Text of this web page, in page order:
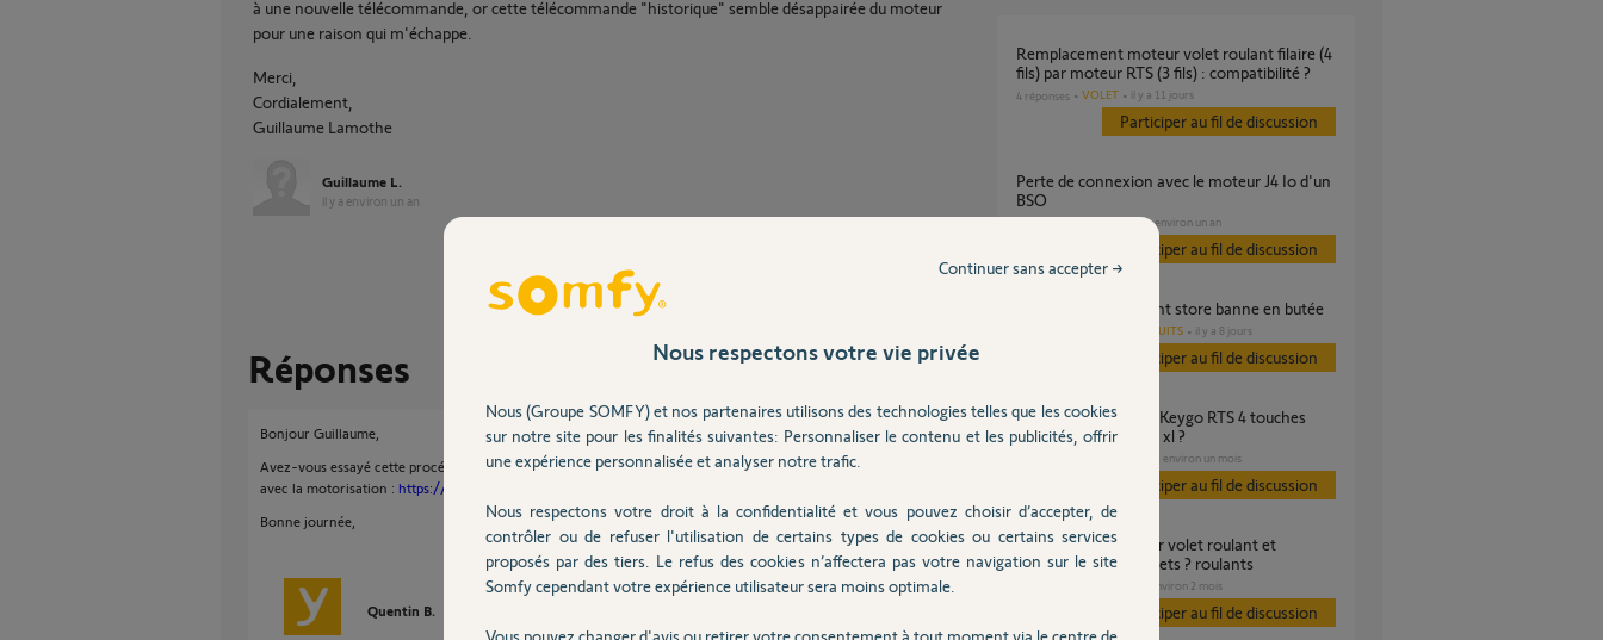
à une nouvelle télécommande, or cette télécommande "historique" semble désappairée du moteur
pour une raison qui m'échappe.
Merci,
Cordialement,
Guillaume Lamothe
Guillaume L.
il y a environ un an
Partager cette question
Participer au fil de discussion
Réponses
Bonjour Guillaume,
Avez-vous essayé cette procédure afin de resynchroniser la télécommande historique
avec la motorisation : https://service.somfy.com/downloads/fr_v5/remplacerune_te...
Bonne journée,
Quentin B.
Remplacement moteur volet roulant filaire (4
fils) par moteur RTS (3 fils) : compatibilité ?
4 réponses VOLET il y a 11 jours
Participer au fil de discussion
Perte de connexion avec le moteur J4 Io d'un
BSO
VOLET il y a environ un an
Participer au fil de discussion
Problème va-et-vient store banne en butée
AUTRES PRODUITS il y a 8 jours
Participer au fil de discussion
Ouverture pietonne Keygo RTS 4 touches
avec moteur Evolvia xl ?
il y a environ un mois
Participer au fil de discussion
changement moteur volet roulant et
telecommande 4 volets ? roulants
il y a environ 2 mois
Participer au fil de discussion
Nous respectons votre vie privée
Nous (Groupe SOMFY) et nos partenaires utilisons des technologies telles que les cookies
sur notre site pour les finalités suivantes: Personnaliser le contenu et les publicités, offrir
une expérience personnalisée et analyser notre trafic.
Nous respectons votre droit à la confidentialité et vous pouvez choisir d’accepter, de
contrôler ou de refuser l'utilisation de certains types de cookies ou certains services
proposés par des tiers. Le refus des cookies n’affectera pas votre navigation sur le site
Somfy cependant votre expérience utilisateur sera moins optimale.
Vous pouvez changer d'avis ou retirer votre consentement à tout moment via le centre de
Continuer sans accepter →